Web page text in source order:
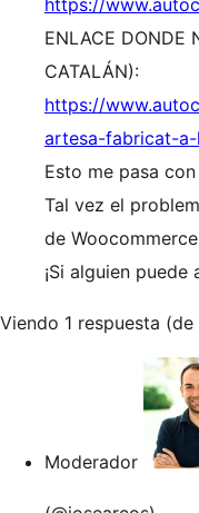
https://
ENLACE DONDE
CATALÁN):
https://
artesa-fabricat-
Esto me pasa
Tal vez el
de
¡Si alguien puede
Viendo 1 respuesta
Moderador